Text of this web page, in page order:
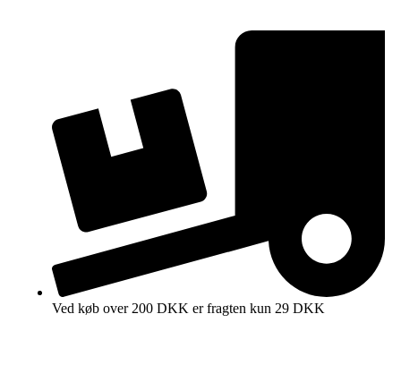
Ved køb over 200 DKK er fragten kun 29 DKK